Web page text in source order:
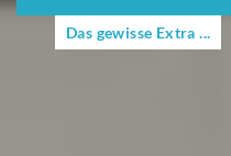
Das gewisse Extra ...